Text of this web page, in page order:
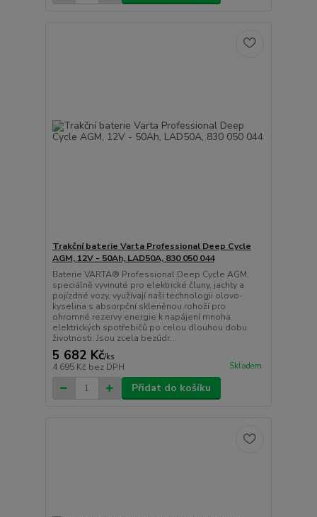
Trakční baterie Varta Professional Deep Cycle
AGM, 12V - 50Ah, LAD50A, 830 050 044
Baterie VARTA® Professional Deep Cycle AGM,
speciálně vyvinuté pro elektrické čluny, jachty a
pojízdné vozy, využívají naši technologii olovo-
kyselina s absorpční skleněnou rohoží pro
ohromné rezervy energie k napájení mnoha
elektrických spotřebičů po celou dlouhou dobu
životnosti. Jsou zcela bezúdr...
5 682 Kč/ks
4 695 Kč bez DPH Skladem
Přidat do košíku